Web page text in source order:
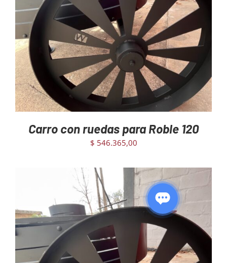
AGREGAR AL CARRITO / DETAILS
Carro con ruedas para Roble 120
$ 546.365,00